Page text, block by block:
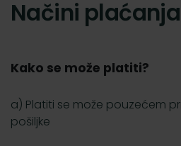
Načini plaćanja
Kako se može platiti?
a) Platiti se može pouzećem
pošiljke